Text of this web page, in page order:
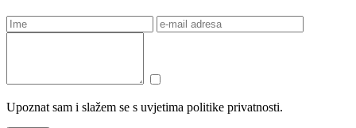
Upoznat sam i slažem se s uvjetima politike privatnosti.